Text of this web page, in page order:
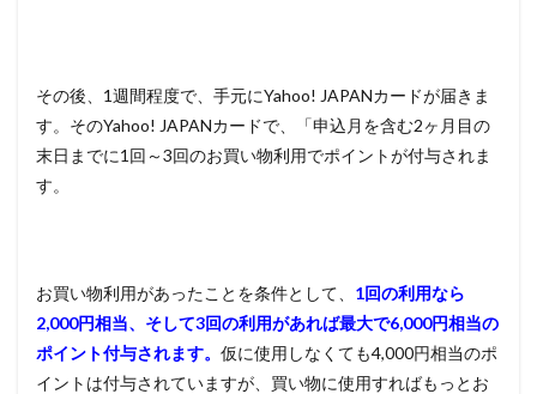
その後、1週間程度で、手元にYahoo! JAPANカードが届きま
す。そのYahoo! JAPANカードで、「申込月を含む2ヶ月目の
末日までに1回～3回のお買い物利用でポイントが付与されま
す。
お買い物利用があったことを条件として、 1回の利用なら
2,000円相当、そして3回の利用があれば最大で6,000円相当の
ポイント付与されます。 仮に使用しなくても4,000円相当のポ
イントは付与されていますが、買い物に使用すればもっとお